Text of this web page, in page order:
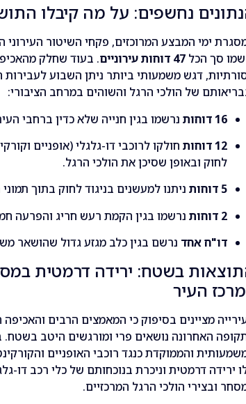
נחשפים: על מה קיבלו
ימי המבצע המרוכזים, פקחי השיטור העירוני
סך הכל 47 דוחות עירוניים
. בעוד שחלק
דגש משמעותי ביותר ניתן השבוע לעבירות
של הולכי הרגל והשוהים במרחב הציבורי:
16 דוחות
נרשמו בגין חנייה שלא כדין ברחבי
12 דוחות
חולקו לרוכבי דו-גלגלי (אופניים
לחוק ובאופן שסיכן את הולכי הרגל.
5 דוחות
ניתנו למעשנים בניגוד לחוק בתוך
2 דוחות
נרשמו בגין הקמת רעש חריג והפרעה
דו"ח אחד נרשם בגין כלב מגזע גדול שהושאר
בשטח: ירידה דרמטית
העיר
מציינים בסיפוק כי המאמצים הרבים
האחרונה נושאים פרי ומורגשים היטב
ירידה דרמטית וניכרת בנוכחותם של כלי רכב דו-
ובצירי הולכי הרגל המרכזיים.